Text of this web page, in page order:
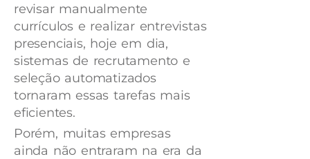
revisar manualmente
currículos e realizar entrevistas
presenciais, hoje em dia,
sistemas de recrutamento e
seleção automatizados
tornaram essas tarefas mais
eficientes.
Porém, muitas empresas
ainda não entraram na era da